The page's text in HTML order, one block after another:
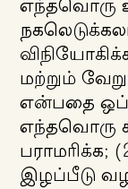
எந்தவொரு
மற்றும்
என்பதை
எந்தவொரு
பராமரிக்க;
இழப்பீடு